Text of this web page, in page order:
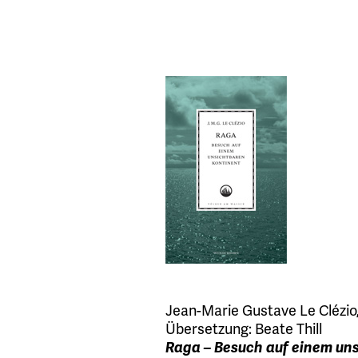
Jean-Marie Gustave Le Clézio,
Übersetzung: Beate Thill
Raga – Besuch auf einem